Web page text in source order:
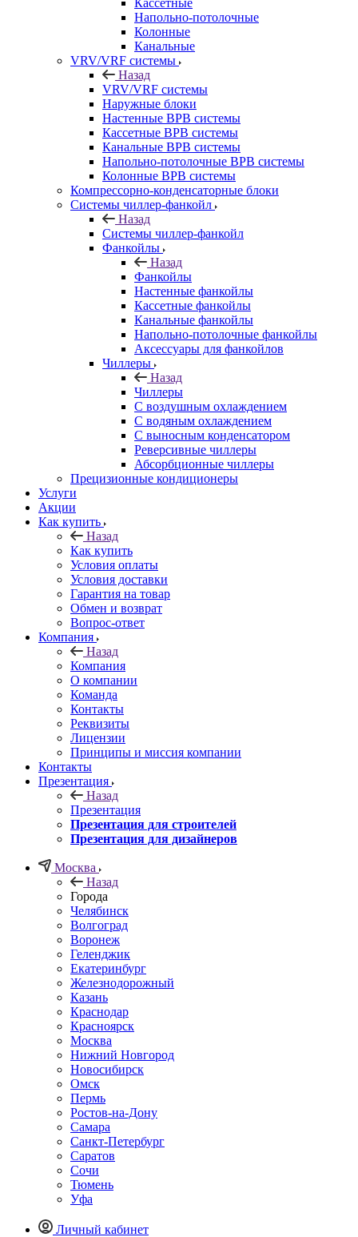
Кассетные
Напольно-потолочные
Колонные
Канальные
VRV/VRF системы
Назад
VRV/VRF системы
Наружные блоки
Настенные ВРВ системы
Кассетные ВРВ системы
Канальные ВРВ системы
Напольно-потолочные ВРВ системы
Колонные ВРВ системы
Компрессорно-конденсаторные блоки
Системы чиллер-фанкойл
Назад
Системы чиллер-фанкойл
Фанкойлы
Назад
Фанкойлы
Настенные фанкойлы
Кассетные фанкойлы
Канальные фанкойлы
Напольно-потолочные фанкойлы
Аксессуары для фанкойлов
Чиллеры
Назад
Чиллеры
С воздушным охлаждением
С водяным охлаждением
С выносным конденсатором
Реверсивные чиллеры
Абсорбционные чиллеры
Прецизионные кондиционеры
Услуги
Акции
Как купить
Назад
Как купить
Условия оплаты
Условия доставки
Гарантия на товар
Обмен и возврат
Вопрос-ответ
Компания
Назад
Компания
О компании
Команда
Контакты
Реквизиты
Лицензии
Принципы и миссия компании
Контакты
Презентация
Назад
Презентация
Презентация для строителей
Презентация для дизайнеров
Москва
Назад
Города
Челябинск
Волгоград
Воронеж
Геленджик
Екатеринбург
Железнодорожный
Казань
Краснодар
Красноярск
Москва
Нижний Новгород
Новосибирск
Омск
Пермь
Ростов-на-Дону
Самара
Санкт-Петербург
Саратов
Сочи
Тюмень
Уфа
Личный кабинет